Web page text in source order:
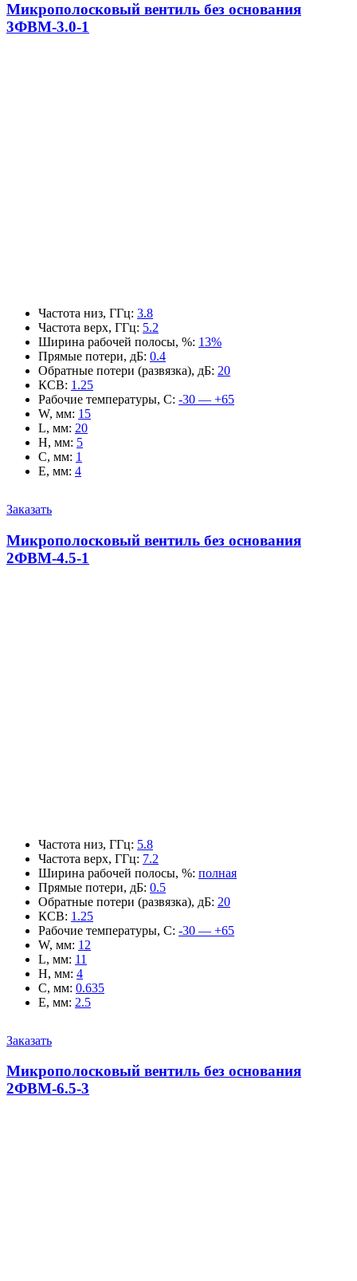
Микрополосковый вентиль без основания
3ФВМ-3.0-1
Частота низ, ГГц: 3.8
Частота верх, ГГц: 5.2
Ширина рабочей полосы, %: 13%
Прямые потери, дБ: 0.4
Обратные потери (развязка), дБ: 20
КСВ: 1.25
Рабочие температуры, С: -30 — +65
W, мм: 15
L, мм: 20
H, мм: 5
C, мм: 1
E, мм: 4
Заказать
Микрополосковый вентиль без основания
2ФВМ-4.5-1
Частота низ, ГГц: 5.8
Частота верх, ГГц: 7.2
Ширина рабочей полосы, %: полная
Прямые потери, дБ: 0.5
Обратные потери (развязка), дБ: 20
КСВ: 1.25
Рабочие температуры, С: -30 — +65
W, мм: 12
L, мм: 11
H, мм: 4
C, мм: 0.635
E, мм: 2.5
Заказать
Микрополосковый вентиль без основания
2ФВМ-6.5-3